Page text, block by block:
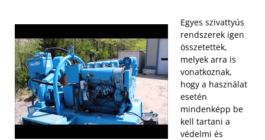
Egyes szivattyús
rendszerek igen
összetettek,
melyek arra is
vonatkoznak,
hogy a használat
esetén
mindenképp be
kell tartani a
védelmi és